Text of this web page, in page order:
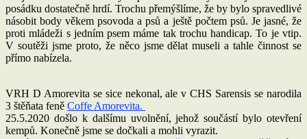
posádku dostatečně hrdí. Trochu přemýšlíme, že by bylo spravedlivé
násobit body věkem psovoda a psů a ještě počtem psů. Je jasné, že
proti mládeži s jedním psem máme tak trochu handicap. To je vtip.
V soutěži jsme proto, že něco jsme dělat museli a tahle činnost se
přímo nabízela.
VRH D Amorevita se sice nekonal, ale v CHS Sarensis se narodila
3 štěňata feně Coffe Amorevita.
25.5.2020 došlo k dalšímu uvolnění, jehož součástí bylo otevření
kempů. Konečně jsme se dočkali a mohli vyrazit.